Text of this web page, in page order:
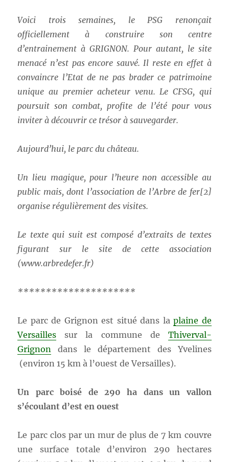
Voici trois semaines, le PSG renonçait
officiellement à construire son centre
d’entrainement à GRIGNON. Pour autant, le site
menacé n’est pas encore sauvé. Il reste en effet à
convaincre l’Etat de ne pas brader ce patrimoine
unique au premier acheteur venu. Le CFSG, qui
poursuit son combat, profite de l’été pour vous
inviter à découvrir ce trésor à sauvegarder.
Aujourd’hui, le parc du château.
Un lieu magique, pour l’heure non accessible au
public mais, dont l’association de l’Arbre de fer[2]
organise régulièrement des visites.
Le texte qui suit est composé d’extraits de textes
figurant sur le site de cette association
(www.arbredefer.fr)
*********************
Le parc de Grignon est situé dans laplaine de
Versailles sur la commune de Thiverval-
Grignon dans le département des Yvelines
(environ 15 km à l’ouest de Versailles).
Un parc boisé de 290 ha dans un vallon
s’écoulant d’est en ouest
Le parc clos par un mur de plus de 7 km couvre
une surface totale d’environ 290 hectares